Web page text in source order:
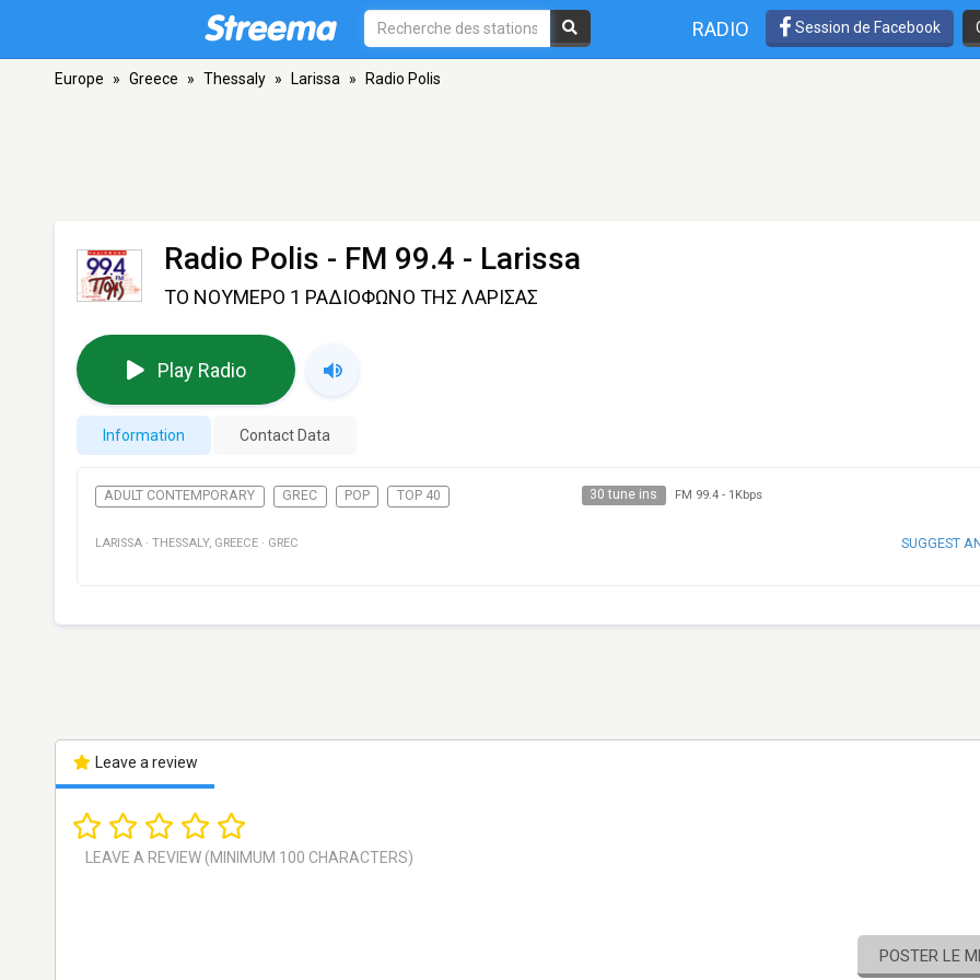
RADIO Session de Facebook
Europe » Greece » Thessaly » Larissa » Radio Polis
Radio Polis - FM 99.4 - Larissa
ΤΟ ΝΟΥΜΕΡΟ 1 ΡΑΔΙΟΦΩΝΟ ΤΗΣ ΛΑΡΙΣΑΣ
Play Radio
Information Contact Data
ADULT CONTEMPORARY GREC POP TOP 40 30 tune ins FM 99.4- 1Kbps
LARISSA · THESSALY, GREECE · GREC SUGGEST
Leave a review
POSTER LE